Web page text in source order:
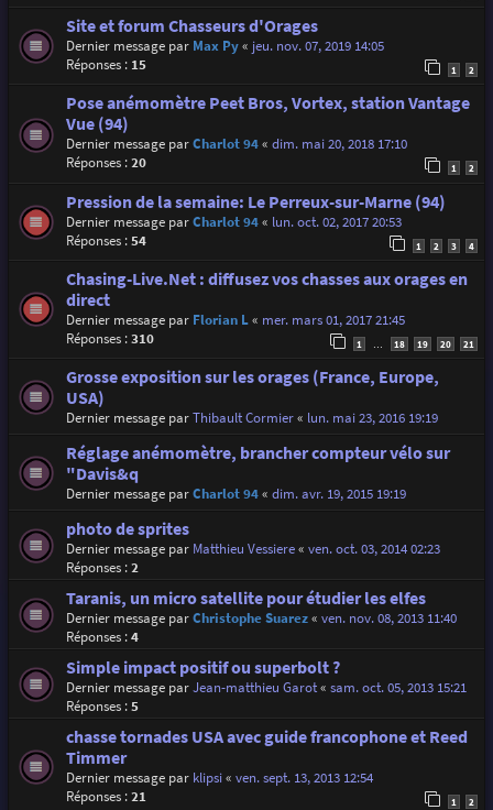
Site et forum Chasseurs d'Orages
Dernier message par Max Py« jeu. nov. 07, 2019 14:05
Réponses : 15 1 2
Pose anémomètre Peet Bros, Vortex, station Vantage
Vue (94)
Dernier message parCharlot 94« dim. mai 20, 2018 17:10
Réponses :20 1 2
Pression de la semaine: Le Perreux-sur-Marne (94)
Dernier message parCharlot 94« lun. oct. 02, 2017 20:53
Réponses :54 1 2 3 4
Chasing-Live.Net : diffusez vos chasses aux orages en
direct
Dernier message par Florian L« mer. mars 01, 2017 21:45
Réponses :310 1 18 19 20 21
Grosse exposition sur les orages (France, Europe,
USA)
Dernier message parThibault Cormier« lun. mai 23, 2016 19:19
Réglage anémomètre, brancher compteur vélo sur
"Davis&q
Dernier message parCharlot 94« dim. avr. 19, 2015 19:19
photo de sprites
Dernier message par Matthieu Vessiere« ven. oct. 03, 2014 02:23
Réponses :2
Taranis, un micro satellite pour étudier les elfes
Dernier message parChristophe Suarez« ven. nov. 08, 2013 11:40
Réponses :4
Simple impact positif ou superbolt ?
Dernier message parJean-matthieu Garot« sam. oct. 05, 2013 15:21
Réponses :5
chasse tornades USA avec guide francophone et Reed
Timmer
Dernier message par klipsi« ven. sept. 13, 2013 12:54
Réponses :21 1 2